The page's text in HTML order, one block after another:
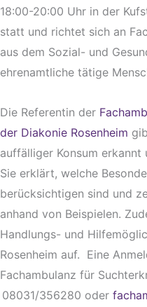
18:00-20:00 Uhr in der
statt und richtet sich an
aus dem Sozial- und
ehrenamtliche tätige
Die Referentin der
der Diakonie Rosenheim
auffälliger Konsum
Sie erklärt, welche
berücksichtigen sind und
anhand von Beispielen.
Handlungs- und
Rosenheim auf. Eine
Fachambulanz für
08031/356280 oder